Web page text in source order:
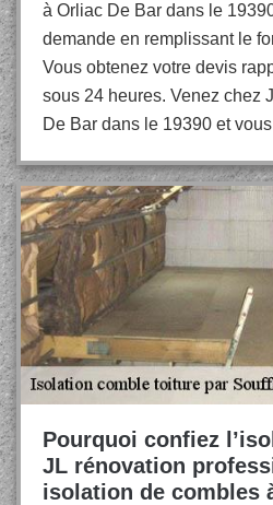
à Orliac De Bar dans le
demande en remplissant le
Vous obtenez votre devis
sous 24 heures. Venez chez
De Bar dans le 19390 et
Pourquoi confiez
JL rénovation
isolation de combles